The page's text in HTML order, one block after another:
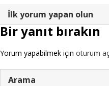
İlk yorum yapan olun
Bir yanıt bırakın
Yorum yapabilmek için oturum
Arama